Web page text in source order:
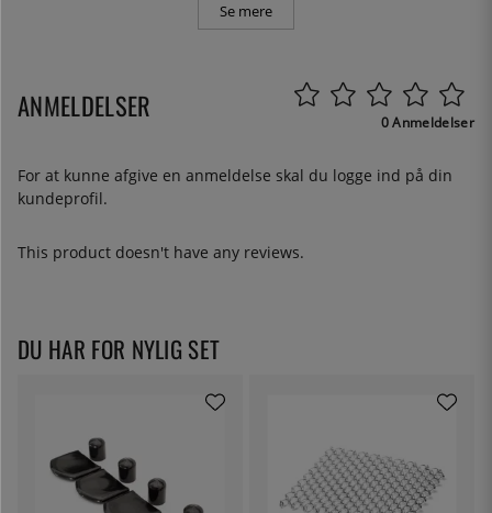
Se mere
ANMELDELSER 0 Anmeldelser
For at kunne afgive en anmeldelse skal du logge ind på din
kundeprofil.
This product doesn't have any reviews.
DU HAR FOR NYLIG SET